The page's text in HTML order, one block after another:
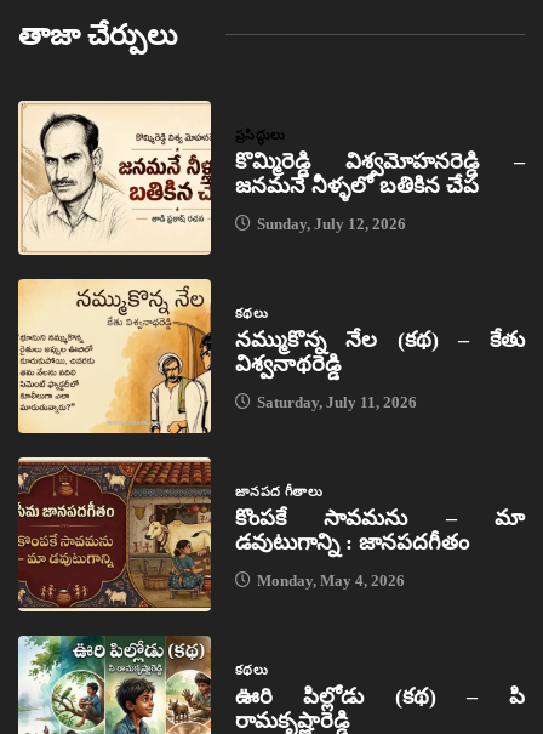
తాజా చేర్పులు
ప్రసిద్ధులు
కొమ్మిరెడ్డి విశ్వమోహనరెడ్డి –
జనమనే నీళ్ళలో బతికిన చేప
Sunday, July 12, 2026
కథలు
నమ్ముకొన్న నేల (కథ) – కేతు
విశ్వనాథరెడ్డి
Saturday, July 11, 2026
జానపద గీతాలు
కొంపకే సావమను – మా
డవుటుగాన్ని : జానపదగీతం
Monday, May 4, 2026
కథలు
ఊరి పిల్లోడు (కథ) – పి
రామకృష్ణారెడ్డి